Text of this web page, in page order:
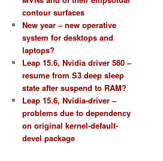
contour surfaces
New year – new operative
system for desktops and
laptops?
Leap 15.6, Nvidia driver 580 –
resume from S3 deep sleep
state after suspend to RAM?
Leap 15.6, Nvidia-driver –
problems due to dependency
on original kernel-default-
devel package